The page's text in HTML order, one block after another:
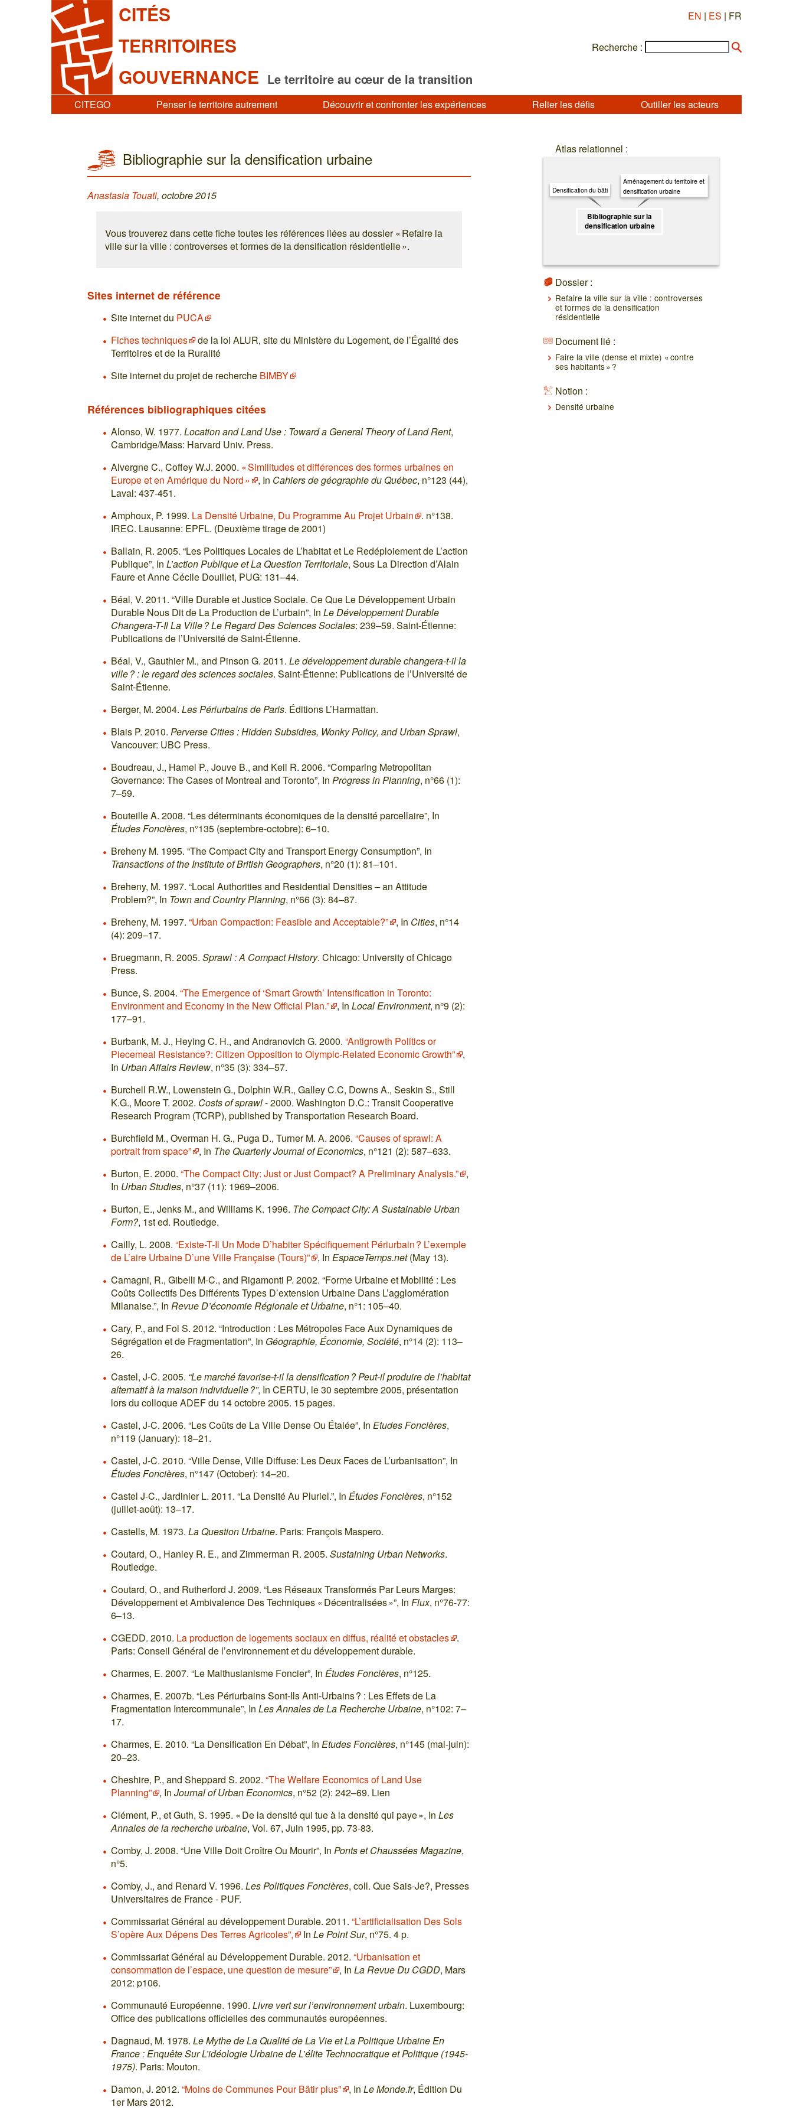
CITÉS
TERRITOIRES
GOUVERNANCE Le territoire au cœur de la transition
EN | ES | FR
Recherche :
CITEGO Penser le territoire autrement Découvrir et confronter les expériences Relier les défis Outiller les acteurs
Bibliographie sur la densification urbaine
Anastasia Touati, octobre 2015
Vous trouverez dans cette fiche toutes les références liées au dossier « Refaire la
ville sur la ville : controverses et formes de la densification résidentielle ».
Sites internet de référence
Site internet du PUCA
Fiches techniques
de la loi ALUR, site du Ministère du Logement, de l’Égalité des
Territoires et de la Ruralité
Site internet du projet de recherche BIMBY
Références bibliographiques citées
Alonso, W. 1977.Location and Land Use : Toward a General Theory of Land Rent,
Cambridge/Mass: Harvard Univ. Press.
Alvergne C., Coffey W.J. 2000. « Similitudes et différences des formes urbaines en
Europe et en Amérique du Nord »
, In Cahiers de géographie du Québec, n°123 (44),
Laval: 437-451.
Amphoux, P. 1999. La Densité Urbaine, Du Programme Au Projet Urbain
. n°138.
IREC. Lausanne: EPFL. (Deuxième tirage de 2001)
Ballain, R. 2005. “Les Politiques Locales de L’habitat et Le Redéploiement de L’action
Publique”, InL’action Publique et La Question Territoriale, Sous La Direction d’Alain
Faure et Anne Cécile Douillet, PUG: 131–44.
Béal, V. 2011. “Ville Durable et Justice Sociale. Ce Que Le Développement Urbain
Durable Nous Dit de La Production de L’urbain”, InLe Développement Durable
Changera-T-Il La Ville ? Le Regard Des Sciences Sociales: 239–59. Saint-Étienne:
Publications de l’Université de Saint-Étienne.
Béal, V., Gauthier M., and Pinson G. 2011.Le développement durable changera-t-il la
ville ? : le regard des sciences sociales. Saint-Étienne: Publications de l’Université de
Saint-Étienne.
Berger, M. 2004.Les Périurbains de Paris. Éditions L’Harmattan.
Blais P. 2010.Perverse Cities : Hidden Subsidies, Wonky Policy, and Urban Sprawl,
Vancouver: UBC Press.
Boudreau, J., Hamel P., Jouve B., and Keil R. 2006. “Comparing Metropolitan
Governance: The Cases of Montreal and Toronto”, InProgress in Planning, n°66 (1):
7–59.
Bouteille A. 2008. “Les déterminants économiques de la densité parcellaire”, In
Études Foncières, n°135 (septembre-octobre): 6–10.
Breheny M. 1995. “The Compact City and Transport Energy Consumption”, In
Transactions of the Institute of British Geographers, n°20 (1): 81–101.
Breheny, M. 1997. “Local Authorities and Residential Densities – an Attitude
Problem?”, In Town and Country Planning, n°66 (3): 84–87.
Breheny, M. 1997.“Urban Compaction: Feasible and Acceptable?” , In Cities, n°14
(4): 209–17.
Bruegmann, R. 2005.Sprawl : A Compact History. Chicago: University of Chicago
Press.
Bunce, S. 2004.“The Emergence of ‘Smart Growth’ Intensification in Toronto:
Environment and Economy in the New Official Plan.”
, InLocal Environment, n°9 (2):
177–91.
Burbank, M. J., Heying C. H., and Andranovich G. 2000.“Antigrowth Politics or
Piecemeal Resistance?: Citizen Opposition to Olympic-Related Economic Growth”
,
In Urban Affairs Review, n°35 (3): 334–57.
Burchell R.W., Lowenstein G., Dolphin W.R., Galley C.C, Downs A., Seskin S., Still
K.G., Moore T. 2002. Costs of sprawl- 2000. Washington D.C.: Transit Cooperative
Research Program (TCRP), published by Transportation Research Board.
Burchfield M., Overman H. G., Puga D., Turner M. A. 2006.“Causes of sprawl: A
portrait from space”
, In The Quarterly Journal of Economics, n°121 (2): 587–633.
Burton, E. 2000.“The Compact City: Just or Just Compact? A Preliminary Analysis.”
,
In Urban Studies, n°37 (11): 1969–2006.
Burton, E., Jenks M., and Williams K. 1996. The Compact City: A Sustainable Urban
Form?, 1st ed. Routledge.
Cailly, L. 2008.“Existe-T-Il Un Mode D’habiter Spécifiquement Périurbain ? L’exemple
de L’aire Urbaine D’une Ville Française (Tours)”
, InEspaceTemps.net(May 13).
Camagni, R., Gibelli M-C., and Rigamonti P. 2002. “Forme Urbaine et Mobilité : Les
Coûts Collectifs Des Différents Types D’extension Urbaine Dans L’agglomération
Milanaise.”, InRevue D’économie Régionale et Urbaine, n°1: 105–40.
Cary, P., and Fol S. 2012. “Introduction : Les Métropoles Face Aux Dynamiques de
Ségrégation et de Fragmentation”, In Géographie, Économie, Société, n°14 (2): 113–
26.
Castel, J-C. 2005. “Le marché favorise-t-il la densification ? Peut-il produire de l’habitat
alternatif à la maison individuelle ?”, In CERTU, le 30 septembre 2005, présentation
lors du colloque ADEF du 14 octobre 2005. 15 pages.
Castel, J-C. 2006. “Les Coûts de La Ville Dense Ou Étalée”, InEtudes Foncières,
n°119 (January): 18–21.
Castel, J-C. 2010. “Ville Dense, Ville Diffuse: Les Deux Faces de L’urbanisation”, In
Études Foncières, n°147 (October): 14–20.
Castel J-C., Jardinier L. 2011. “La Densité Au Pluriel.”, InÉtudes Foncières, n°152
(juillet-août): 13–17.
Castells, M. 1973.La Question Urbaine. Paris: François Maspero.
Coutard, O., Hanley R. E., and Zimmerman R. 2005.Sustaining Urban Networks.
Routledge.
Coutard, O., and Rutherford J. 2009. “Les Réseaux Transformés Par Leurs Marges:
Développement et Ambivalence Des Techniques « Décentralisées »”, InFlux, n°76-77:
6–13.
CGEDD. 2010. La production de logements sociaux en diffus, réalité et obstacles
.
Paris: Conseil Général de l’environnement et du développement durable.
Charmes, E. 2007. “Le Malthusianisme Foncier”, InÉtudes Foncières, n°125.
Charmes, E. 2007b. “Les Périurbains Sont-Ils Anti-Urbains ? : Les Effets de La
Fragmentation Intercommunale”, InLes Annales de La Recherche Urbaine, n°102: 7–
17.
Charmes, E. 2010. “La Densification En Débat”, InEtudes Foncières, n°145 (mai-juin):
20–23.
Cheshire, P., and Sheppard S. 2002.“The Welfare Economics of Land Use
Planning”
, InJournal of Urban Economics, n°52 (2): 242–69. Lien
Clément, P., et Guth, S. 1995. « De la densité qui tue à la densité qui paye », InLes
Annales de la recherche urbaine, Vol. 67, Juin 1995, pp. 73-83.
Comby, J. 2008. “Une Ville Doit Croître Ou Mourir”, InPonts et Chaussées Magazine,
n°5.
Comby, J., and Renard V. 1996.Les Politiques Foncières, coll. Que Sais-Je?, Presses
Universitaires de France - PUF.
Commissariat Général au développement Durable. 2011.“L’artificialisation Des Sols
S’opère Aux Dépens Des Terres Agricoles”,
InLe Point Sur, n°75. 4 p.
Commissariat Général au Développement Durable. 2012.“Urbanisation et
consommation de l’espace, une question de mesure”
, InLa Revue Du CGDD, Mars
2012: p106.
Communauté Européenne. 1990.Livre vert sur l’environnement urbain. Luxembourg:
Office des publications officielles des communautés européennes.
Dagnaud, M. 1978.Le Mythe de La Qualité de La Vie et La Politique Urbaine En
France : Enquête Sur L’idéologie Urbaine de L’élite Technocratique et Politique (1945-
1975). Paris: Mouton.
Damon, J. 2012.“Moins de Communes Pour Bâtir plus” , InLe Monde.fr, Édition Du
1er Mars 2012.
Atlas relationnel :
Bibliographie sur la
densification urbaine
Aménagement du territoire et
densification urbaine
Densification du bâti
Dossier :
Refaire la ville sur la ville : controverses
et formes de la densification
résidentielle
Document lié :
Faire la ville (dense et mixte) « contre
ses habitants » ?
Notion :
Densité urbaine